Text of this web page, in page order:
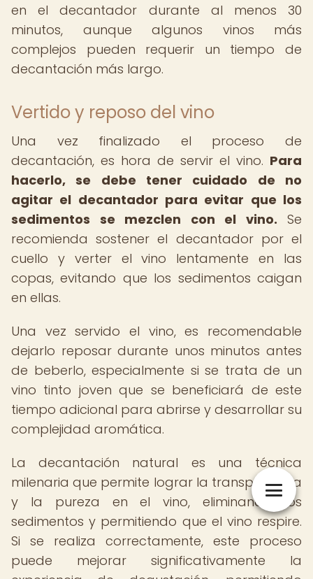
en el decantador durante al menos 30
minutos, aunque algunos vinos más
complejos pueden requerir un tiempo de
decantación más largo.
Vertido y reposo del vino
Una vez finalizado el proceso de
decantación, es hora de servir el vino. Para
hacerlo, se debe tener cuidado de no
agitar el decantador para evitar que los
sedimentos se mezclen con el vino. Se
recomienda sostener el decantador por el
cuello y verter el vino lentamente en las
copas, evitando que los sedimentos caigan
en ellas.
Una vez servido el vino, es recomendable
dejarlo reposar durante unos minutos antes
de beberlo, especialmente si se trata de un
vino tinto joven que se beneficiará de este
tiempo adicional para abrirse y desarrollar su
complejidad aromática.
La decantación natural es una técnica
milenaria que permite lograr la transparencia
y la pureza en el vino, eliminando los
sedimentos y permitiendo que el vino respire.
Si se realiza correctamente, este proceso
puede mejorar significativamente la